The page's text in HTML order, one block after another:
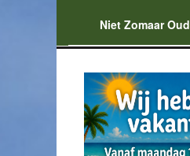
Niet Zomaar Oud